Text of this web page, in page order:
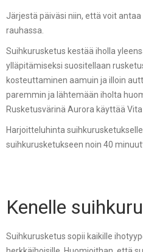
Järjestä päiväsi niin, että voit
rauhassa.
Suihkurusketus kestää iholla
ylläpitämiseksi suositellaan
kosteuttaminen aamuin ja illoin
paremmin ja lähtemään iholta
Rusketusvärinä Aurora käyttää
Harjoitteluhinta
suihkurusketukseen noin 40
Kenelle
Suihkurusketus sopii kaikille